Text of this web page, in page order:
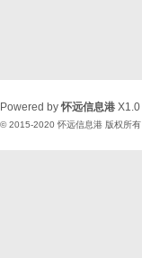
Powered by怀远信息港 X1.0
© 2015-2020 怀远信息港 版权所有